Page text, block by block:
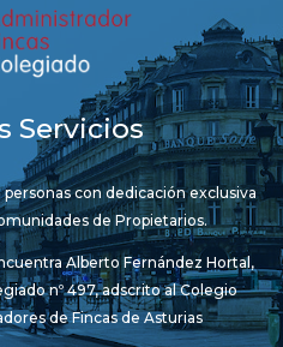
Servicios
con dedicación exclusiva
de Propietarios.
Alberto Fernández Hortal,
nº 497, adscrito al Colegio
de Fincas de Asturias